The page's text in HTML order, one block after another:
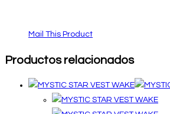
Mail This Product
Productos relacionados